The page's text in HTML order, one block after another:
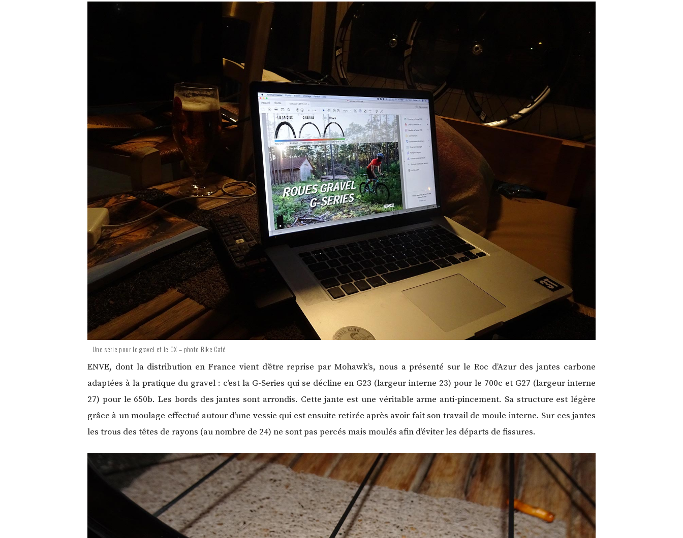
Une série pour le gravel et le CX – photo Bike Café
ENVE, dont la distribution en France vient d’être reprise par Mohawk’s, nous a présenté sur le Roc d’Azur des jantes carbone
adaptées à la pratique du gravel : c’est la G-Series qui se décline en G23 (largeur interne 23) pour le 700c et G27 (largeur interne
27) pour le 650b. Les bords des jantes sont arrondis. Cette jante est une véritable arme anti-pincement. Sa structure est légère
grâce à un moulage effectué autour d’une vessie qui est ensuite retirée après avoir fait son travail de moule interne. Sur ces jantes
les trous des têtes de rayons (au nombre de 24) ne sont pas percés mais moulés afin d’éviter les départs de fissures.